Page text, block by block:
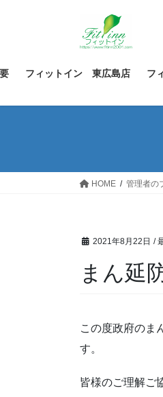
ツ
ス
シ
ン
フィットイン 東広島店 フ
HOME 管理者の
2021年8月22日 /
まん延
この度政府のま
す。
皆様のご理解ご